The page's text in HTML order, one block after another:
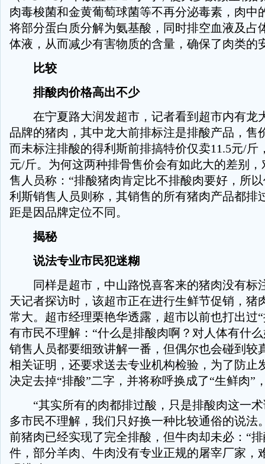
肉毒梭菌和金黄葡萄球菌等不再分泌毒素，肉中
将部分蛋白质分解为氨基酸，同时排空血液及占
体液，从而减少有害物质的含量，确保了肉类的
比较
排酸肉价格高出不少
在宁夏路大润发超市，记者看到超市内有龙
品牌的猪肉，其中龙大前排标注是排酸产品，售
而未标注排酸的得利斯前排搞特价仅卖11.5元/斤
元/斤。为何这两种排骨售价会有如此大的差别
售人员称：“排酸猪肉肯定比不排酸肉要好，所
利斯销售人员则称，其销售的所有猪肉产品都排
距是因品牌定位不同。
揭秘
说法专业市民犯迷糊
同样是超市，中山路悦喜客来的猪肉没有标
天记者探访时，该超市正在进行生鲜节促销，猪
常大。超市经理栗艳华透露，超市以前也打出过
有市民不理解：“什么是排酸肉啊？对人体有什
销售人员都要细致讲解一番，但偶尔也会碰到较
相关证明，还要求送去专业机构检验，为了防止
决定去掉“排酸”二字，并将称呼换成了“生鲜肉”
“其实所有的肉都排过酸，只是排酸肉这一术
多市民不理解，我们只好换一种比较通俗的说法
前猪肉已经实现了完全排酸，但牛肉却未必：“
件，部分羊肉、牛肉没有专业正规的屠宰厂家，